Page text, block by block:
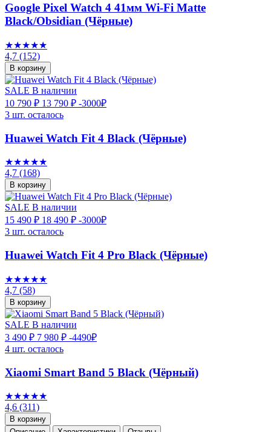
Google Pixel Watch 4 41мм Wi-Fi Matte
Black/Obsidian (Чёрные)
★★★★★
4,7 (152)
В корзину
SALE В наличии
10 790 ₽ 13 790 ₽ -3000₽
3 шт. осталось
Huawei Watch Fit 4 Black (Чёрные)
★★★★★
4,7 (168)
В корзину
SALE В наличии
15 490 ₽ 18 490 ₽ -3000₽
3 шт. осталось
Huawei Watch Fit 4 Pro Black (Чёрные)
★★★★★
4,7 (58)
В корзину
SALE В наличии
3 490 ₽ 7 980 ₽ -4490₽
4 шт. осталось
Xiaomi Smart Band 5 Black (Чёрный)
★★★★★
4,6 (311)
В корзину